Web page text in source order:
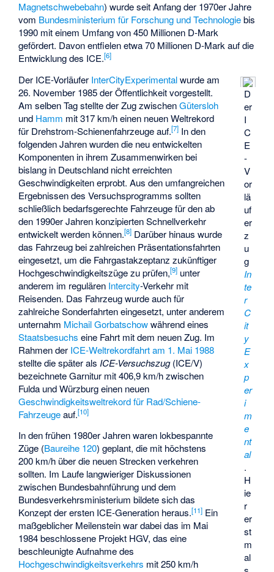
Magnetschwebebahn) wurde seit Anfang der 1970er Jahre
vom Bundesministerium für Forschung und Technologiebis
1990 mit einem Umfang von 450 Millionen D-Mark
gefördert. Davon entfielen etwa 70 Millionen D-Mark auf die
Entwicklung des ICE.[6]
D
er
I
C
E
-
V
or
lä
uf
er
z
u
g
In
te
r
C
it
y
E
x
p
er
i
m
e
nt
al
.
H
ie
r
er
st
m
al
Der ICE-Vorläufer InterCityExperimentalwurde am
26. November 1985 der Öffentlichkeit vorgestellt.
Am selben Tag stellte der Zug zwischenGütersloh
und Hamm mit 317 km/h einen neuen Weltrekord
für Drehstrom-Schienenfahrzeuge auf.[7] In den
folgenden Jahren wurden die neu entwickelten
Komponenten in ihrem Zusammenwirken bei
bislang in Deutschland nicht erreichten
Geschwindigkeiten erprobt. Aus den umfangreichen
Ergebnissen des Versuchsprogramms sollten
schließlich bedarfsgerechte Fahrzeuge für den ab
den 1990er Jahren konzipierten Schnellverkehr
entwickelt werden können.[8] Darüber hinaus wurde
das Fahrzeug bei zahlreichen Präsentationsfahrten
eingesetzt, um die Fahrgastakzeptanz zukünftiger
Hochgeschwindigkeitszüge zu prüfen,[9] unter
anderem im regulären Intercity-Verkehr mit
Reisenden. Das Fahrzeug wurde auch für
zahlreiche Sonderfahrten eingesetzt, unter anderem
unternahm Michail Gorbatschowwährend eines
Staatsbesuchs eine Fahrt mit dem neuen Zug. Im
Rahmen der ICE-Weltrekordfahrt am 1. Mai 1988
stellte die später als ICE-Versuchszug(ICE/V)
bezeichnete Garnitur mit 406,9 km/h zwischen
Fulda und Würzburg einen neuen
Geschwindigkeitsweltrekord für Rad/Schiene-
Fahrzeugeauf.[10]
In den frühen 1980er Jahren waren lokbespannte
Züge (Baureihe 120) geplant, die mit höchstens
200 km/h über die neuen Strecken verkehren
sollten. Im Laufe langwieriger Diskussionen
zwischen Bundesbahnführung und dem
Bundesverkehrsministerium bildete sich das
Konzept der ersten ICE-Generation heraus.[11] Ein
maßgeblicher Meilenstein war dabei das im Mai
1984 beschlossene Projekt HGV, das eine
beschleunigte Aufnahme des
Hochgeschwindigkeitsverkehrs mit 250 km/h